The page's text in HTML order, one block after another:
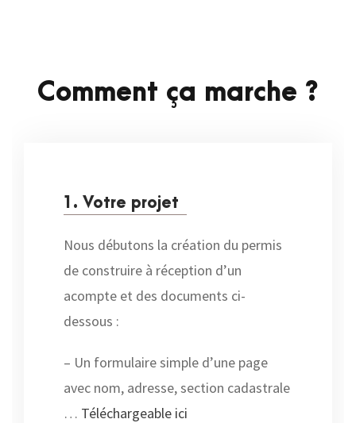
Comment ça marche ?
1. Votre projet
Nous débutons la création du permis
de construire à réception d’un
acompte et des documents ci-
dessous :
– Un formulaire simple d’une page
avec nom, adresse, section cadastrale
… Téléchargeable ici